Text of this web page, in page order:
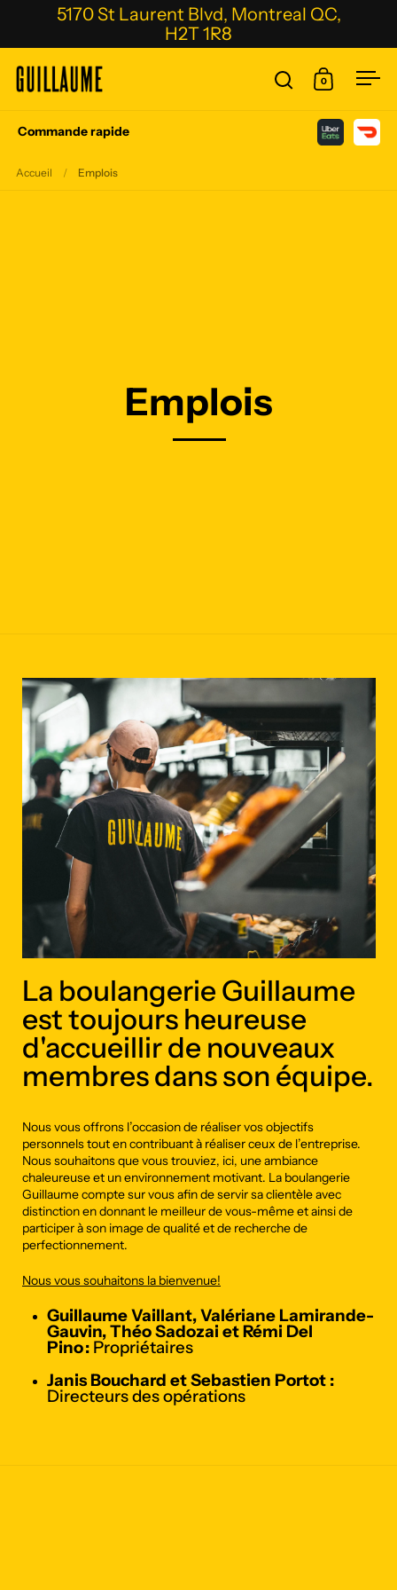
Passer au contenu5170 St Laurent Blvd, Montreal QC,
H2T 1R8
Ouvrir la fenêtre
Ouvrir le
0
Commande rapide
Accueil / Emplois
Emplois
La boulangerie Guillaume
est toujours heureuse
d'accueillir de nouveaux
membres dans son équipe.
Nous vous offrons l’occasion de réaliser vos objectifs
personnels tout en contribuant à réaliser ceux de l’entreprise.
Nous souhaitons que vous trouviez, ici, une ambiance
chaleureuse et un environnement motivant. La boulangerie
Guillaume compte sur vous afin de servir sa clientèle avec
distinction en donnant le meilleur de vous-même et ainsi de
participer à son image de qualité et de recherche de
perfectionnement.
Nous vous souhaitons la bienvenue!
Guillaume Vaillant, Valériane Lamirande-
Gauvin, Théo Sadozai et Rémi Del
Pino : Propriétaires
Janis Bouchard et Sebastien Portot :
Directeurs des opérations